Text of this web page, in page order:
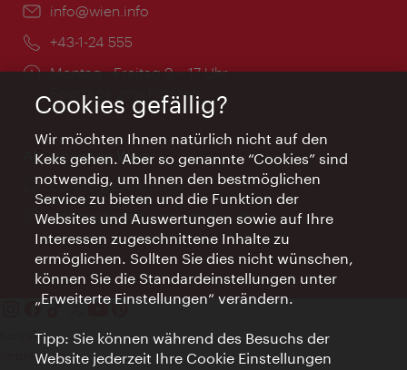
Email:
info@wien.info
Telefon:
+43-1-24 555
Öffnungszeiten:
Montag - Freitag 9 – 17 Uhr
Feiertags geschlossen
AI Concierge Wien
Ort:
concierge.wien.info
Öffnungszeiten:
Informationen rund um die Uhr
Kontakt
Impressum
Cookies gefällig?
Wir möchten Ihnen natürlich nicht auf den
Keks gehen. Aber so genannte “Cookies” sind
notwendig, um Ihnen den bestmöglichen
Service zu bieten und die Funktion der
Websites und Auswertungen sowie auf Ihre
Interessen zugeschnittene Inhalte zu
ermöglichen. Sollten Sie dies nicht wünschen,
können Sie die Standardeinstellungen unter
„Erweiterte Einstellungen“ verändern.
Tipp: Sie können während des Besuchs der
Website jederzeit Ihre Cookie Einstellungen